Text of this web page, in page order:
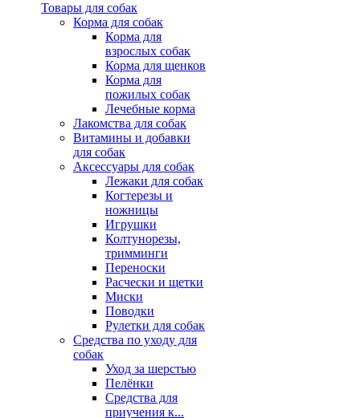
Товары для собак
Корма для собак
Корма для
взрослых собак
Корма для щенков
Корма для
пожилых собак
Лечебные корма
Лакомства для собак
Витамины и добавки
для собак
Аксессуары для собак
Лежаки для собак
Когтерезы и
ножницы
Игрушки
Колтунорезы,
тримминги
Переноски
Расчески и щетки
Миски
Поводки
Рулетки для собак
Средства по уходу для
собак
Уход за шерстью
Пелёнки
Средства для
приучения к...